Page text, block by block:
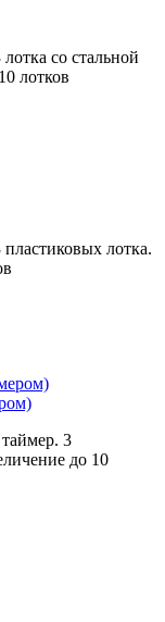
со стальной
лотков
лотка.
3
до 10